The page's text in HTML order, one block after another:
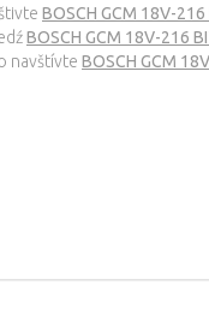
BOSCH GCM 18V-
BOSCH GCM 18V-216
navštívte BOSCH GCM